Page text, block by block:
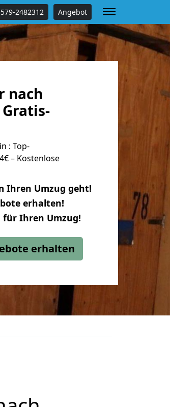
2482312 Angebot
nach
: Top-
– Kostenlose
Ihren Umzug geht!
erhalten!
für Ihren Umzug!
erhalten